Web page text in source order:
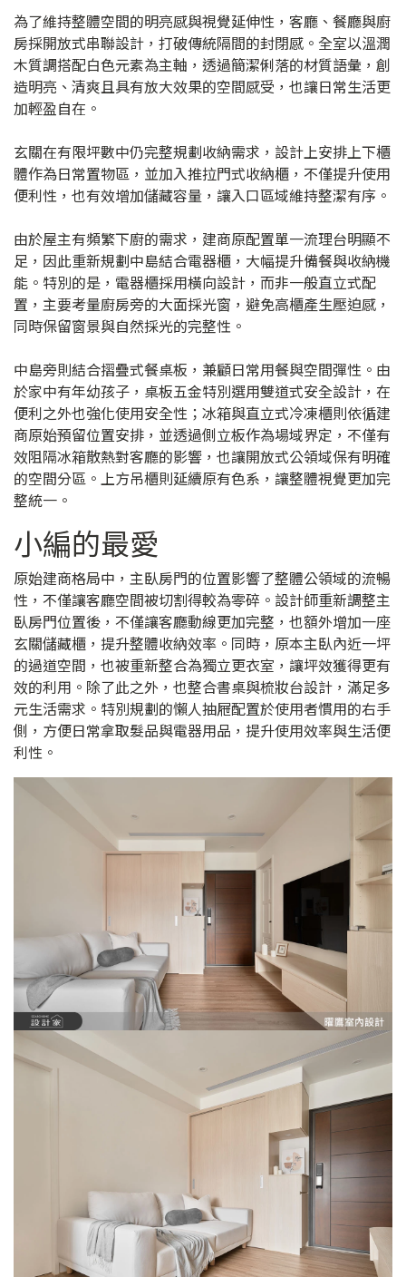
為了維持整體空間的明亮感與視覺延伸性，客廳、餐廳與廚
房採開放式串聯設計，打破傳統隔間的封閉感。全室以溫潤
木質調搭配白色元素為主軸，透過簡潔俐落的材質語彙，創
造明亮、清爽且具有放大效果的空間感受，也讓日常生活更
加輕盈自在。
玄關在有限坪數中仍完整規劃收納需求，設計上安排上下櫃
體作為日常置物區，並加入推拉門式收納櫃，不僅提升使用
便利性，也有效增加儲藏容量，讓入口區域維持整潔有序。
由於屋主有頻繁下廚的需求，建商原配置單一流理台明顯不
足，因此重新規劃中島結合電器櫃，大幅提升備餐與收納機
能。特別的是，電器櫃採用橫向設計，而非一般直立式配
置，主要考量廚房旁的大面採光窗，避免高櫃產生壓迫感，
同時保留窗景與自然採光的完整性。
中島旁則結合摺疊式餐桌板，兼顧日常用餐與空間彈性。由
於家中有年幼孩子，桌板五金特別選用雙道式安全設計，在
便利之外也強化使用安全性；冰箱與直立式冷凍櫃則依循建
商原始預留位置安排，並透過側立板作為場域界定，不僅有
效阻隔冰箱散熱對客廳的影響，也讓開放式公領域保有明確
的空間分區。上方吊櫃則延續原有色系，讓整體視覺更加完
整統一。
小編的最愛
原始建商格局中，主臥房門的位置影響了整體公領域的流暢
性，不僅讓客廳空間被切割得較為零碎。設計師重新調整主
臥房門位置後，不僅讓客廳動線更加完整，也額外增加一座
玄關儲藏櫃，提升整體收納效率。同時，原本主臥內近一坪
的過道空間，也被重新整合為獨立更衣室，讓坪效獲得更有
效的利用。除了此之外，也整合書桌與梳妝台設計，滿足多
元生活需求。特別規劃的懶人抽屜配置於使用者慣用的右手
側，方便日常拿取髮品與電器用品，提升使用效率與生活便
利性。